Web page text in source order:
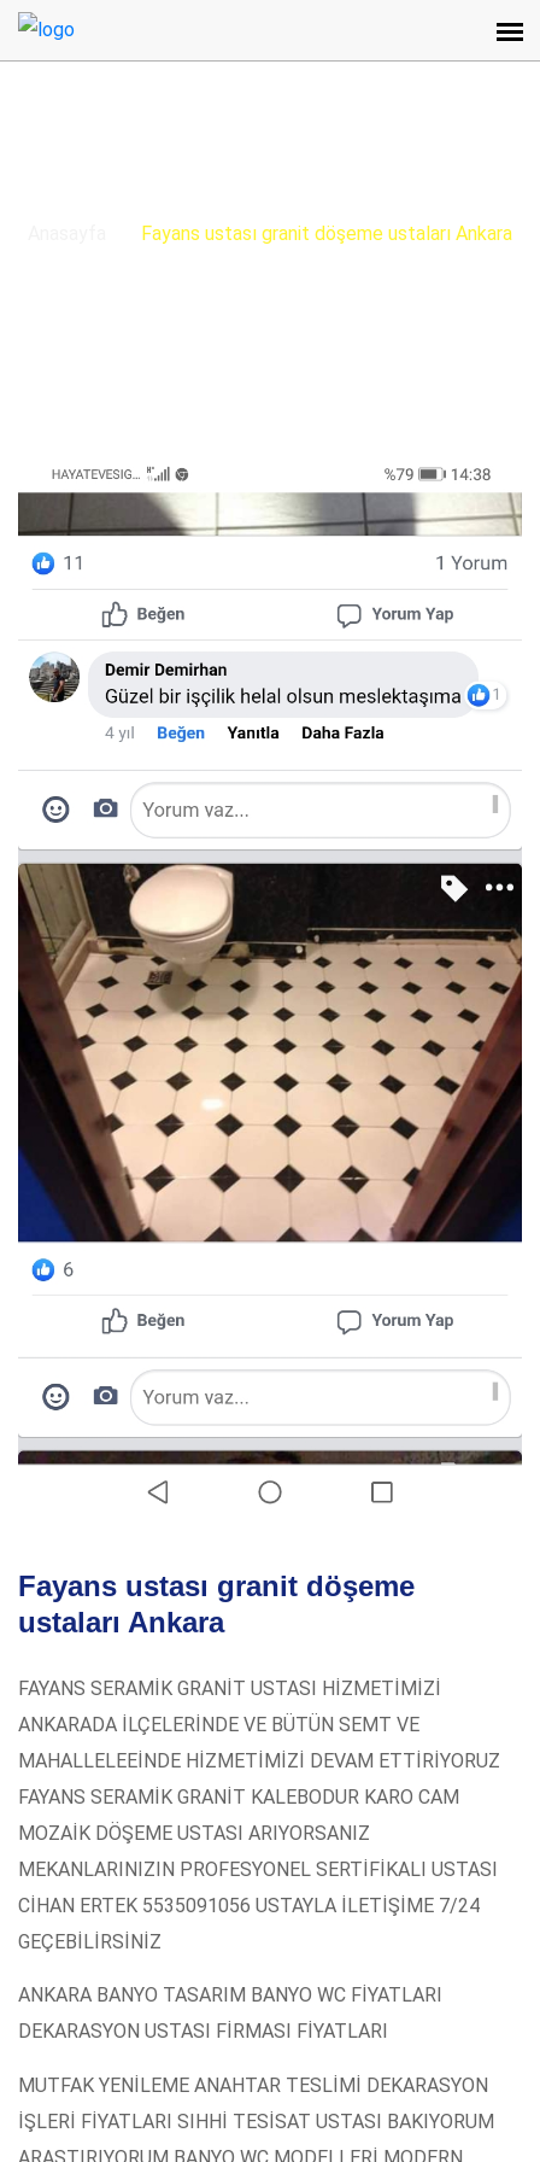
Fayans ustası granit döşeme ustaları Ankara
Fayans ustası granit döşeme
ustaları Ankara
FAYANS SERAMİK GRANİT USTASI HİZMETİMİZİ
ANKARADA İLÇELERİNDE VE BÜTÜN SEMT VE
MAHALLELEEİNDE HİZMETİMİZİ DEVAM ETTİRİYORUZ
FAYANS SERAMİK GRANİT KALEBODUR KARO CAM
MOZAİK DÖŞEME USTASI ARIYORSANIZ
MEKANLARINIZIN PROFESYONEL SERTİFİKALI USTASI
CİHAN ERTEK 5535091056 USTAYLA İLETİŞİME 7/24
GEÇEBİLİRSİNİZ
ANKARA BANYO TASARIM BANYO WC FİYATLARI
DEKARASYON USTASI FİRMASI FİYATLARI
MUTFAK YENİLEME ANAHTAR TESLİMİ DEKARASYON
İŞLERİ FİYATLARI SIHHİ TESİSAT USTASI BAKIYORUM
ARAŞTIRIYORUM BANYO WC MODELLERİ MODERN